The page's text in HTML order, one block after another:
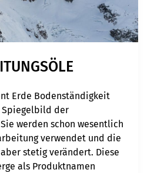
Erde Bodenständigkeit
Spiegelbild der
werden schon wesentlich
verwendet und die
stetig verändert. Diese
als Produktnamen